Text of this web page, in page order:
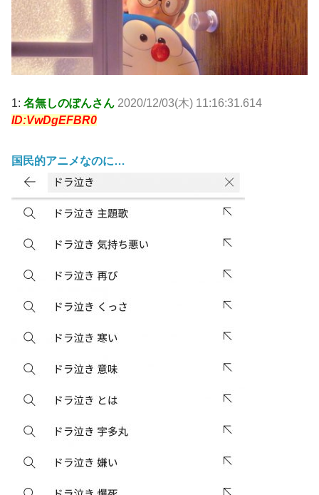
1: 名無しのぽんさん 2020/12/03(木) 11:16:31.614
ID:VwDgEFBR0
国民的アニメなのに…